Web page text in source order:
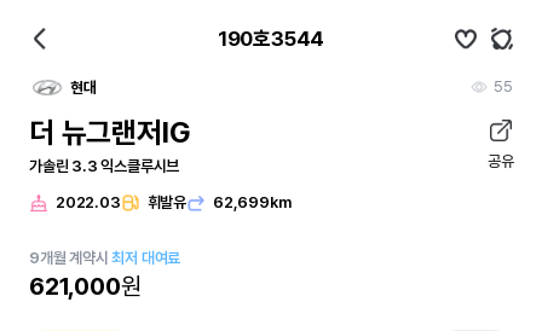
190호3544
현대 55
더 뉴그랜저IG
가솔린 3.3 익스클루시브 공유
2022.03 휘발유 62,699km
9개월 계약시최저 대여료
621,000원